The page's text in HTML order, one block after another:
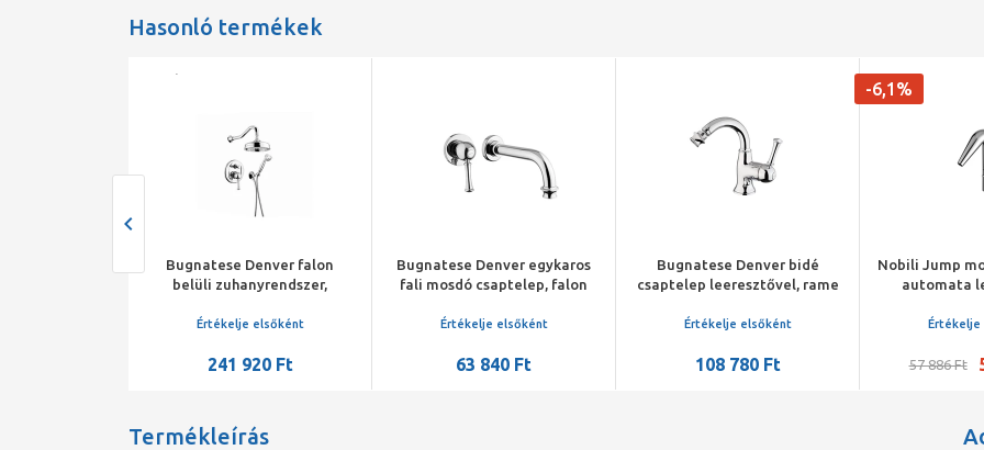
Hasonló termékek
Bugnatese Denver falon
belüli zuhanyrendszer,
Értékelje elsőként
241 920 Ft
Bugnatese Denver egykaros
fali mosdó csaptelep, falon
Értékelje elsőként
63 840 Ft
Bugnatese Denver bidé
csaptelep leeresztővel, rame
Értékelje elsőként
108 780 Ft
Nobili Jump
automata
-6,1%
Értékelje
57 886 Ft
Termékleírás